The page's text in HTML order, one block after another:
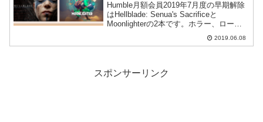
Humble月額会員2019年7月度の早期解除
はHellblade: Senua's Sacrificeと
Moonlighterの2本です。ホラー、ローグ
ライクと全く異なるジャンルになってい
て、いつものマンスリーバンドルが戻っ
2019.06.08
スポンサーリンク